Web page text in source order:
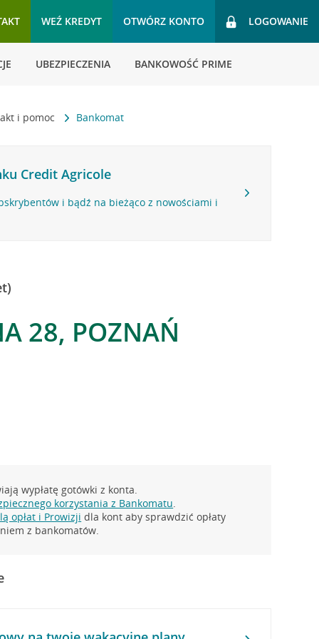
WEŹ KREDYT OTWÓRZ KONTO LOGOWANIE
UBEZPIECZENIA BANKOWOŚĆ PRIME
i pomoc Bankomat
Credit Agricole
i bądź na bieżąco z nowościami i
28, POZNAŃ
wypłatę gotówki z konta.
korzystania z Bankomatu.
opłat i Prowizji dla kont aby sprawdzić opłaty
z bankomatów.